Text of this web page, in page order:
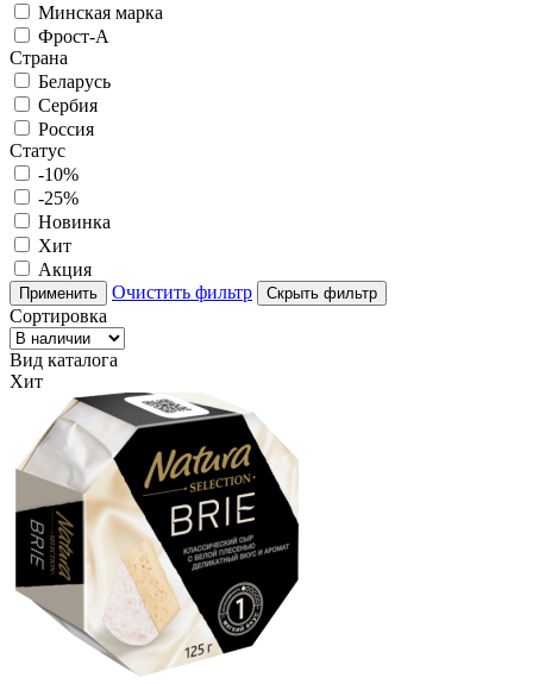
Минская марка
Фрост-А
Страна
Беларусь
Сербия
Россия
Статус
-10%
-25%
Новинка
Хит
Акция
Применить Очистить фильтр Скрыть фильтр
Сортировка
Вид каталога
Хит